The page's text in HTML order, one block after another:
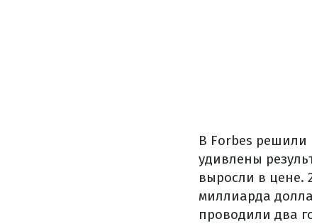
В Forbes решили
удивлены
выросли в цене.
миллиарда
проводили два